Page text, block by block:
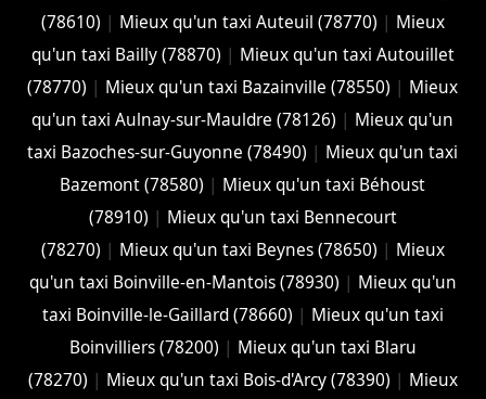
(78610) | Mieux qu'un taxi Auteuil (78770) | Mieux
qu'un taxi Bailly (78870) | Mieux qu'un taxi Autouillet
(78770) | Mieux qu'un taxi Bazainville (78550) | Mieux
qu'un taxi Aulnay-sur-Mauldre (78126) | Mieux qu'un
taxi Bazoches-sur-Guyonne (78490) | Mieux qu'un taxi
Bazemont (78580) | Mieux qu'un taxi Béhoust
(78910) | Mieux qu'un taxi Bennecourt
(78270) | Mieux qu'un taxi Beynes (78650) | Mieux
qu'un taxi Boinville-en-Mantois (78930) | Mieux qu'un
taxi Boinville-le-Gaillard (78660) | Mieux qu'un taxi
Boinvilliers (78200) | Mieux qu'un taxi Blaru
(78270) | Mieux qu'un taxi Bois-d'Arcy (78390) | Mieux